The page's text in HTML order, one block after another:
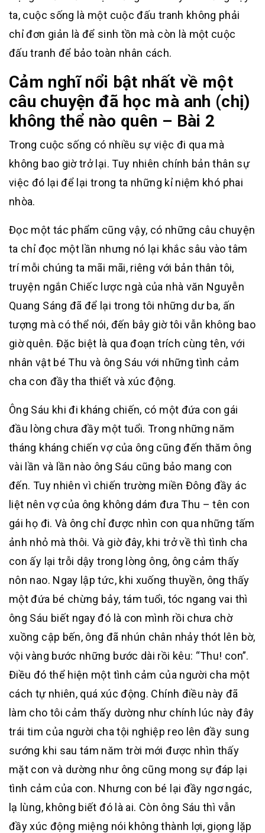
ta, cuộc sống là một cuộc đấu tranh không phải
chỉ đơn giản là để sinh tồn mà còn là một cuộc
đấu tranh để bảo toàn nhân cách.
Cảm nghĩ nổi bật nhất về một
câu chuyện đã học mà anh (chị)
không thể nào quên – Bài 2
Trong cuộc sống có nhiều sự việc đi qua mà
không bao giờ trở lại. Tuy nhiên chính bản thân sự
việc đó lại để lại trong ta những kỉ niệm khó phai
nhòa.
Đọc một tác phẩm cũng vậy, có những câu chuyện
ta chỉ đọc một lần nhưng nó lại khắc sâu vào tâm
trí mỗi chúng ta mãi mãi, riêng với bản thân tôi,
truyện ngắn Chiếc lược ngà của nhà văn Nguyễn
Quang Sáng đã để lại trong tôi những dư ba, ấn
tượng mà có thể nói, đến bây giờ tôi vẫn không bao
giờ quên. Đặc biệt là qua đoạn trích cùng tên, với
nhân vật bé Thu và ông Sáu với những tình cảm
cha con đầy tha thiết và xúc động.
Ông Sáu khi đi kháng chiến, có một đứa con gái
đầu lòng chưa đầy một tuổi. Trong những năm
tháng kháng chiến vợ của ông cũng đến thăm ông
vài lần và lần nào ông Sáu cũng bảo mang con
đến. Tuy nhiên vì chiến trường miền Đông đầy ác
liệt nên vợ của ông không dám đưa Thu – tên con
gái họ đi. Và ông chỉ được nhìn con qua những tấm
ảnh nhỏ mà thôi. Và giờ đây, khi trở về thì tình cha
con ấy lại trỗi dậy trong lòng ông, ông cảm thấy
nôn nao. Ngay lập tức, khi xuống thuyền, ông thấy
một đứa bé chừng bảy, tám tuổi, tóc ngang vai thì
ông Sáu biết ngay đó là con mình rồi chưa chờ
xuồng cập bến, ông đã nhún chân nhảy thót lên bờ,
vội vàng bước những bước dài rồi kêu: “Thu! con”.
Điều đó thể hiện một tình cảm của người cha một
cách tự nhiên, quá xúc động. Chính điều này đã
làm cho tôi cảm thấy dường như chính lúc này đây
trái tim của người cha tội nghiệp reo lên đầy sung
sướng khi sau tám năm trời mới được nhìn thấy
mặt con và dường như ông cũng mong sự đáp lại
tình cảm của con. Nhưng con bé lại đầy ngơ ngác,
lạ lùng, không biết đó là ai. Còn ông Sáu thì vẫn
đầy xúc động miệng nói không thành lợi, giọng lặp